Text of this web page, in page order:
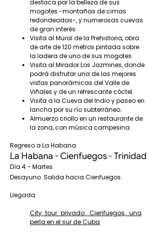
destaca por la belleza de sus
mogotes -montañas de cimas
redondeadas-, y numerosas cuevas
de gran interés.
Visita al Mural de la Prehistoria, obra
de arte de 120 metros pintada sobre
la ladera de uno de sus mogotes.
Visita al Mirador Los Jazmines, donde
podrá disfrutar una de las mejores
vistas panorámicas del Valle de
Viñales y de un refrescante cóctel.
Visita a la Cueva del Indio y paseo en
lancha por su río subterráneo.
Almuerzo criollo en un restaurante de
la zona, con música campesina.
Regreso a La Habana
La Habana - Cienfuegos - Trinidad
Día 4 - Martes
Desayuno. Salida hacia Cienfuegos.
Llegada
City tour privado: Cienfuegos, una
perla en el sur de Cuba